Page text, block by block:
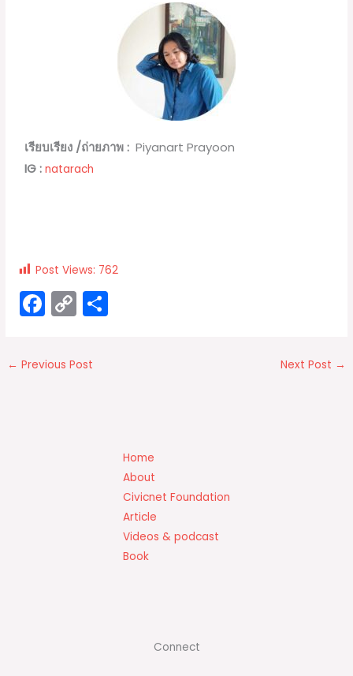
ที่นั่นจะทำงานออกมาได้ผลดี อาจารย์จึง
คิดว่าที่ไหนที่จะเข้าไปช่วยได้ก็จะเข้าไป
เอาตัวเองเข้าไปโดยไม่ต้องมีนโยบายใดๆ
เข้าไปหาเขาเพราะมั่นใจในความรักต่อ
ชน อาจารย์เรียกสิ่งนี้ว่า เป็นการเดินตาม
ปฏิบัติจริง